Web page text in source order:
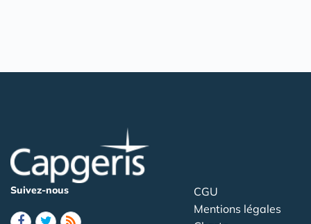
Suivez-nous
CGU
Mentions légales